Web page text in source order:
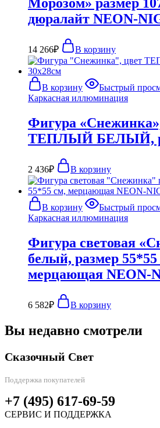
дюралайт NEON-
14 266₽ В корзину
В корзину Быстрый
Каркасная иллюминация
Фигура
ТЕПЛЫЙ БЕЛЫЙ,
2 436₽ В корзину
В корзину Быстрый
Каркасная иллюминация
Фигура световая
белый, размер 55*55
мерцающая NEON-
6 582₽ В корзину
Вы недавно смотрели
Сказочный Свет
Поддержка покупателей
+7 (495) 617-69-59
СЕРВИС И ПОДДЕРЖКА